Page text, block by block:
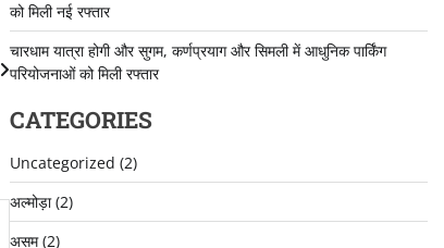
को मिली नई रफ्तार
चारधाम यात्रा होगी और सुगम, कर्णप्रयाग और सिमली में आधुनिक पार्किंग
परियोजनाओं को मिली रफ्तार
CATEGORIES
Uncategorized (2)
अल्मोड़ा(2)
असम(2)